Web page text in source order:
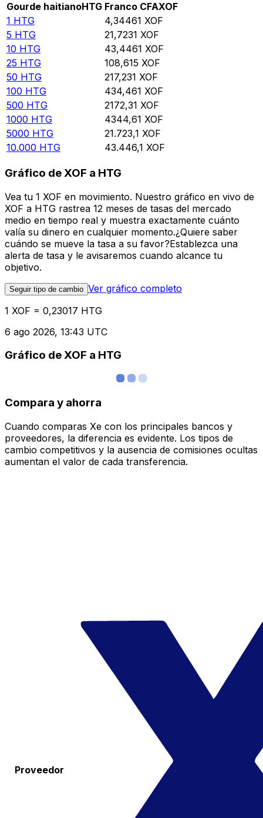
Gourde haitianoHTG Franco CFAXOF
1 HTG 4,34461 XOF
5 HTG 21,7231 XOF
10 HTG 43,4461 XOF
25 HTG 108,615 XOF
50 HTG 217,231 XOF
100 HTG 434,461 XOF
500 HTG 2172,31 XOF
1000 HTG 4344,61 XOF
5000 HTG 21.723,1 XOF
10.000 HTG 43.446,1 XOF
Gráfico de XOF a HTG
Vea tu 1 XOF en movimiento. Nuestro gráfico en vivo de
XOF a HTG rastrea 12 meses de tasas del mercado
medio en tiempo real y muestra exactamente cuánto
valía su dinero en cualquier momento.¿Quiere saber
cuándo se mueve la tasa a su favor?Establezca una
alerta de tasa y le avisaremos cuando alcance tu
objetivo.
Seguir tipo de cambio Ver gráfico completo
1 XOF = 0,23017 HTG
6 ago 2026, 13:43 UTC
Gráfico de XOF a HTG
Compara y ahorra
Cuando comparas Xe con los principales bancos y
proveedores, la diferencia es evidente. Los tipos de
cambio competitivos y la ausencia de comisiones ocultas
aumentan el valor de cada transferencia.
Proveedor